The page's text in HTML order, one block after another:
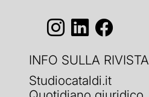
INFO SULLA RIVISTA
Studiocataldi.it